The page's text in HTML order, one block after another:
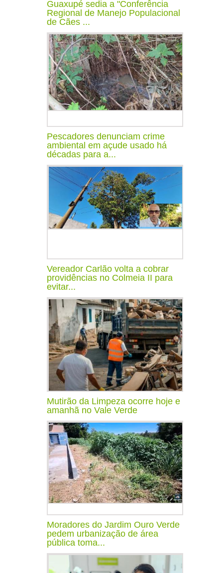
Guaxupé sedia a "Conferência
Regional de Manejo Populacional
de Cães ...
Pescadores denunciam crime
ambiental em açude usado há
décadas para a...
Vereador Carlão volta a cobrar
providências no Colmeia II para
evitar...
Mutirão da Limpeza ocorre hoje e
amanhã no Vale Verde
Moradores do Jardim Ouro Verde
pedem urbanização de área
pública toma...